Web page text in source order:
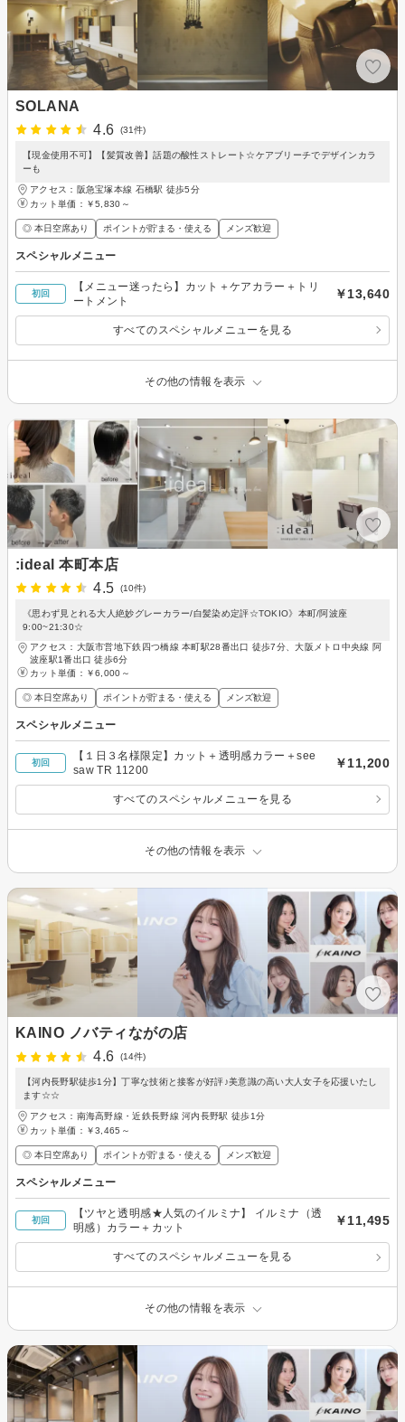
SOLANA
4.6
(31件)
【現金使用不可】【髪質改善】話題の酸性ストレート☆ケアブリーチでデザインカラ
ーも
アクセス：阪急宝塚本線 石橋駅 徒歩5分
カット単価： ￥5,830～
◎ 本日空席あり ポイントが貯まる・使える メンズ歓迎
スペシャルメニュー
初回
【メニュー迷ったら】カット＋ケアカラー＋トリ
ートメント
￥13,640
すべてのスペシャルメニューを見る
その他の情報を表示
:ideal 本町本店
4.5
(10件)
《思わず見とれる大人絶妙グレーカラー/白髪染め定評☆TOKIO》本町/阿波座
9:00~21:30☆
アクセス：大阪市営地下鉄四つ橋線 本町駅28番出口 徒歩7分、大阪メトロ中央線 阿
波座駅1番出口 徒歩6分
カット単価： ￥6,000～
◎ 本日空席あり ポイントが貯まる・使える メンズ歓迎
スペシャルメニュー
初回
【１日３名様限定】カット＋透明感カラー＋see
saw TR 11200
￥11,200
すべてのスペシャルメニューを見る
その他の情報を表示
KAINO ノバティながの店
4.6
(14件)
【河内長野駅徒歩1分】丁寧な技術と接客が好評♪美意識の高い大人女子を応援いたし
ます☆☆
アクセス：南海高野線・近鉄長野線 河内長野駅 徒歩1分
カット単価： ￥3,465～
◎ 本日空席あり ポイントが貯まる・使える メンズ歓迎
スペシャルメニュー
初回
【ツヤと透明感★人気のイルミナ】 イルミナ（透
明感）カラー＋カット
￥11,495
すべてのスペシャルメニューを見る
その他の情報を表示